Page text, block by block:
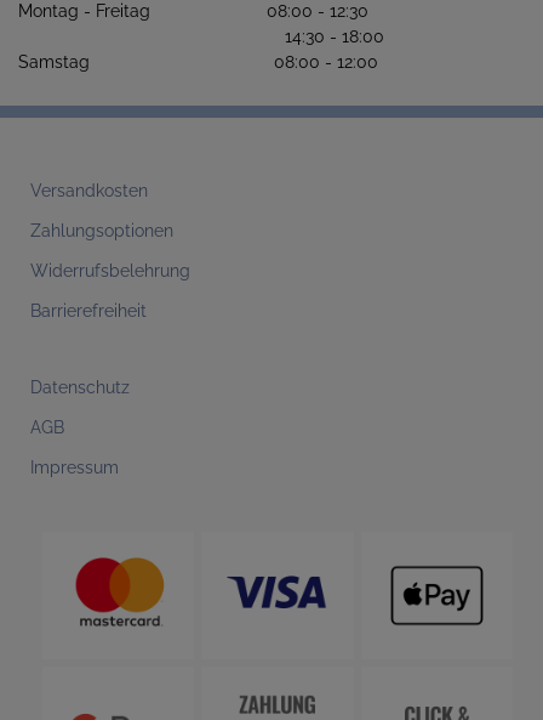
Montag - Freitag 08:00 - 12:30
14:30 - 18:00
Samstag 08:00 - 12:00
Versandkosten
Zahlungsoptionen
Widerrufsbelehrung
Barrierefreiheit
Datenschutz
AGB
Impressum